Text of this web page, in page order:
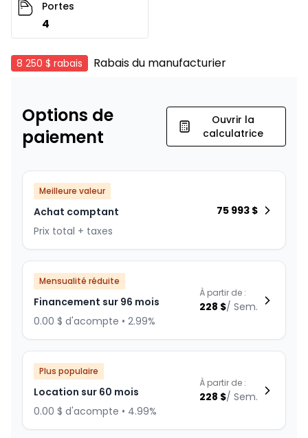
Portes
4
8 250 $ rabais Rabais du manufacturier
Options de
paiement
Ouvrir la
calculatrice
Meilleure valeur
Achat comptant
Prix total + taxes
75 993 $
Mensualité réduite
Financement sur 96 mois
0.00 $ d'acompte • 2.99%
À partir de :
228 $/ Sem.
Plus populaire
Location sur 60 mois
0.00 $ d'acompte • 4.99%
À partir de :
228 $/ Sem.